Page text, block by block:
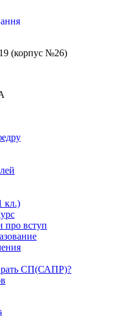
(корпус №26)
кл.)
про вступ
СП(САПР)?